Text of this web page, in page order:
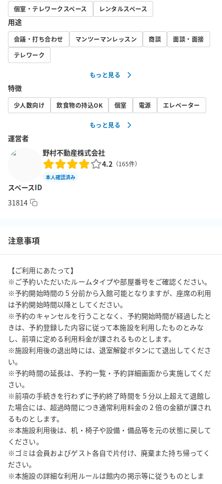
個室・テレワークスペース レンタルスペース
用途
会議・打ち合わせ マンツーマンレッスン 商談
面談・面接
テレワーク
もっと見る
特徴
少人数向け 飲食物の持込OK 個室 電源 エレベーター
もっと見る
運営者
野村不動産株式会社
4.2 （165件）
本人確認済み
スペースID
31814
注意事項
【ご利用にあたって】
※ご予約いただいたルームタイプや部屋番号をご確認ください。
※予約開始時間の 5 分前から入館可能となりますが、座席の利用
は予約開始時間以降としてください。
※予約のキャンセルを行うことなく、予約開始時間が経過したと
きは、予約登録した内容に従って本施設を利用したものとみな
し、前項に定める利用料金が課されるものとします。
※施設利用後の退出時には、退室解錠ボタンにて退出してくださ
い。
※予約時間の延長は、予約一覧・予約詳細画面から実施してくだ
さい。
※前項の手続きを行わずに予約終了時間を 5 分以上超えて退館し
た場合には、超過時間につき通常利用料金の 2 倍の金額が課され
るものとします。
※本施設利用後は、机・椅子や設備・備品等を元の状態に戻して
ください。
※ゴミは会員およびゲスト各自で片付け、廃棄また持ち帰ってく
ださい。
※本施設の詳細な利用ルールは館内の掲示等に従うものとしま